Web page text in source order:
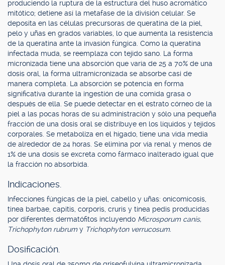
produciendo la ruptura de la estructura del huso acromático
mitótico; detiene así la metafase de la división celular. Se
deposita en las células precursoras de queratina de la piel,
pelo y uñas en grados variables, lo que aumenta la resistencia
de la queratina ante la invasión fúngica. Como la queratina
infectada muda, se reemplaza con tejido sano. La forma
micronizada tiene una absorción que varía de 25 a 70% de una
dosis oral, la forma ultramicronizada se absorbe casi de
manera completa. La absorción se potencia en forma
significativa durante la ingestión de una comida grasa o
después de ella. Se puede detectar en el estrato córneo de la
piel a las pocas horas de su administración y sólo una pequeña
fracción de una dosis oral se distribuye en los líquidos y tejidos
corporales. Se metaboliza en el hígado, tiene una vida media
de alrededor de 24 horas. Se elimina por vía renal y menos de
1% de una dosis se excreta como fármaco inalterado igual que
la fracción no absorbida.
Indicaciones.
Infecciones fúngicas de la piel, cabello y uñas: onicomicosis,
tinea barbae, capitis, corporis, cruris y tinea pedis producidas
por diferentes dermatófitos incluyendo Microsporum canis,
Trichophyton rubrumy Trichophyton verrucosum.
Dosificación.